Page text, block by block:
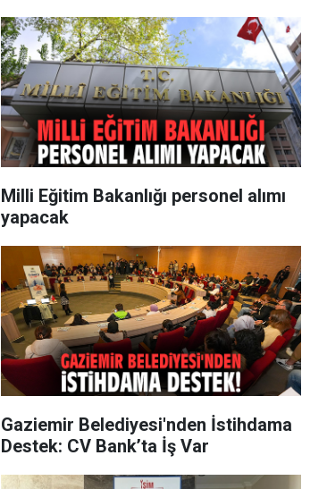
Milli Eğitim Bakanlığı personel alımı
yapacak
Gaziemir Belediyesi'nden İstihdama
Destek: CV Bank’ta İş Var